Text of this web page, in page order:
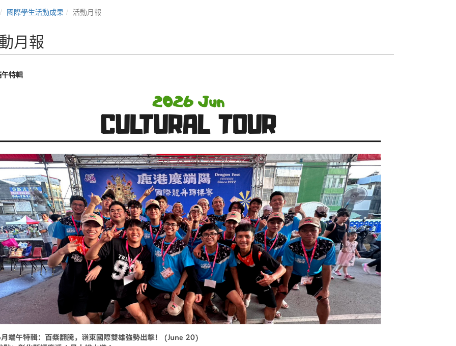
國際學生活動成果 活動月報
月報
特輯